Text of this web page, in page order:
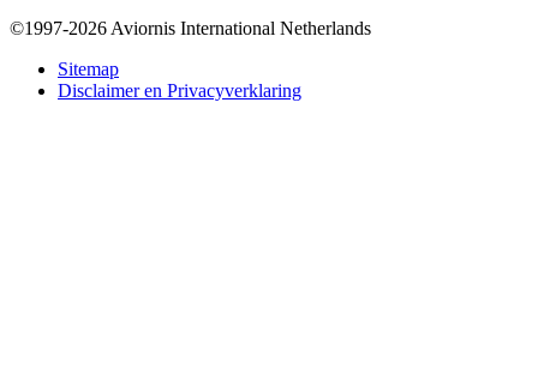
Bottom
©1997-2026 Aviornis International Netherlands
Sitemap
Disclaimer en Privacyverklaring